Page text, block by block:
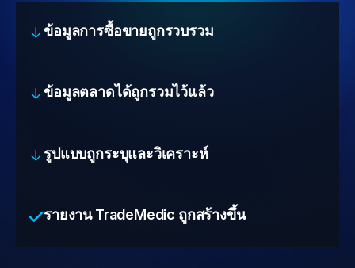
ข้อมูลการซื้อขายถูกรวบรวม
ข้อมูลตลาดได้ถูกรวมไว้แล้ว
รูปแบบถูกระบุและวิเคราะห์
รายงาน TradeMedic ถูกสร้างขึ้น